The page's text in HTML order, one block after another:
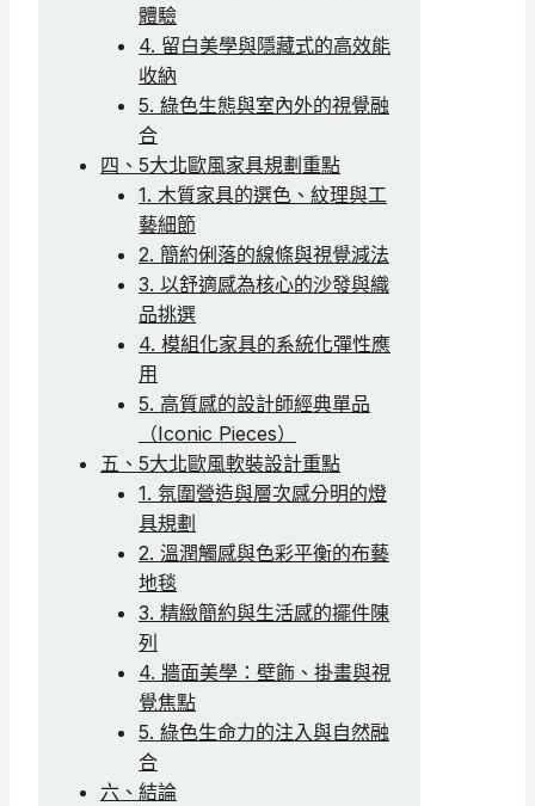
體驗
4. 留白美學與隱藏式的高效能
收納
5. 綠色生態與室內外的視覺融
合
四、5大北歐風家具規劃重點
1. 木質家具的選色、紋理與工
藝細節
2. 簡約俐落的線條與視覺減法
3. 以舒適感為核心的沙發與織
品挑選
4. 模組化家具的系統化彈性應
用
5. 高質感的設計師經典單品
（Iconic Pieces）
五、5大北歐風軟裝設計重點
1. 氛圍營造與層次感分明的燈
具規劃
2. 溫潤觸感與色彩平衡的布藝
地毯
3. 精緻簡約與生活感的擺件陳
列
4. 牆面美學：壁飾、掛畫與視
覺焦點
5. 綠色生命力的注入與自然融
合
六、結論